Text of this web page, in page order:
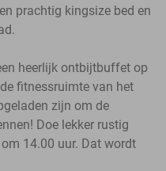
prachtig kingsize bed en
heerlijk ontbijtbuffet op
fitnessruimte van het
zijn om de
Doe lekker rustig
14.00 uur. Dat wordt